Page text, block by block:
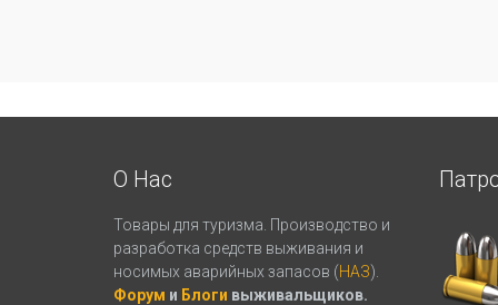
О Нас
Товары для туризма. Производство и
разработка средств выживания и
носимых аварийных запасов (НАЗ).
Форум и Блоги выживальщиков.